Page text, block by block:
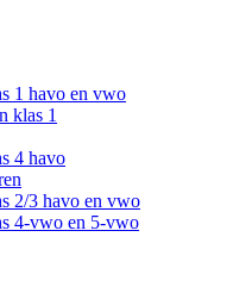
1 havo en vwo
klas 1
4 havo
2/3 havo en vwo
4-vwo en 5-vwo